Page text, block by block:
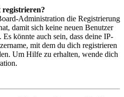
Administration die Registrierung
damit sich keine neuen Benutzer
könnte auch sein, dass deine IP-
mit dem du dich registrieren
Um Hilfe zu erhalten, wende dich